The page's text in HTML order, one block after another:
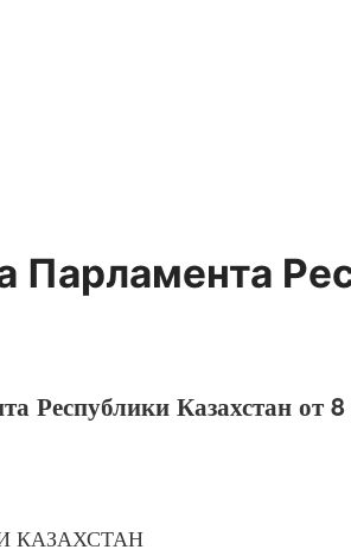
Республики Казахстан от
КАЗАХСТАН